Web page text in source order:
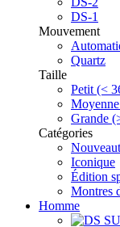
DS-1
Mouvement
Quartz
Taille
Petit (<
Grande
Catégories
Iconique
Édition
Montres
Homme